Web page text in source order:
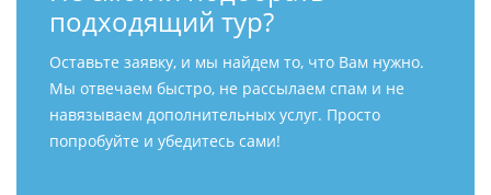
подходящий тур?
Оставьте заявку, и мы найдем то, что Вам нужно.
Мы отвечаем быстро, не рассылаем спам и не
навязываем дополнительных услуг. Просто
попробуйте и убедитесь сами!